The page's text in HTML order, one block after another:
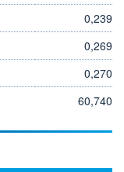
0,239
0,269
0,270
60,740